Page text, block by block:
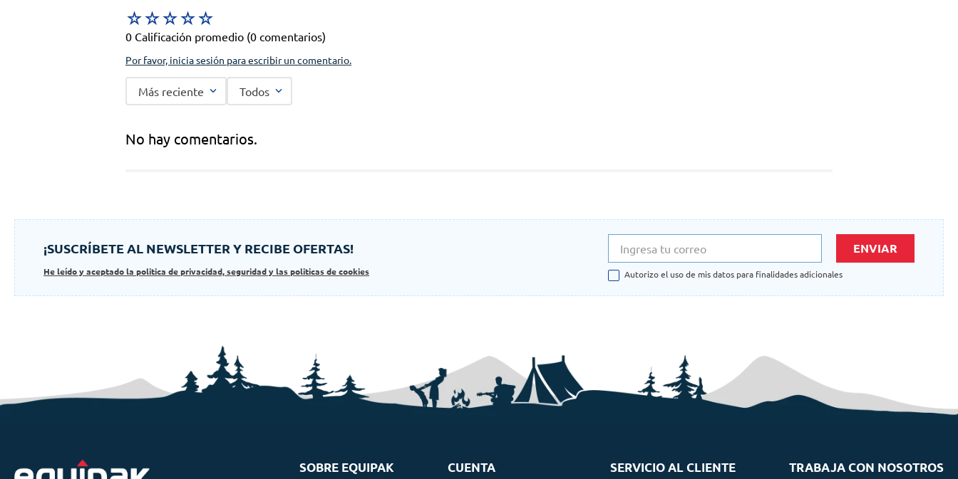
☆☆☆☆☆
0 Calificación promedio (0 comentarios)
Por favor, inicia sesión para escribir un comentario.
Más reciente Todos
No hay comentarios.
¡SUSCRÍBETE AL NEWSLETTER Y RECIBE OFERTAS!
He leído y aceptado la politica de privacidad, seguridad y las politicas de cookies
ENVIAR
Autorizo el uso de mis datos para finalidades adicionales
SOBRE EQUIPAK CUENTA SERVICIO AL CLIENTE TRABAJA CON NOSOTROS